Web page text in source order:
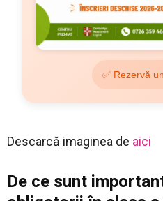
✅ Rezervă
Descarcă imaginea de aici
De ce sunt